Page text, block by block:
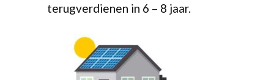
terugverdienen in 6 – 8 jaar.